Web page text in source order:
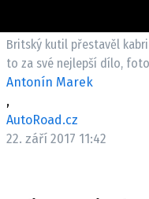
Britský kutil přestavěl
to za své nejlepší dílo,
Antonín Marek
,
AutoRoad.cz
22. září 2017 11:42